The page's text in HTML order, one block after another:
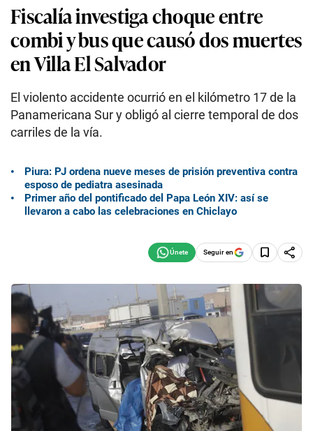
Fiscalía investiga choque entre
combi y bus que causó dos muertes
en Villa El Salvador
El violento accidente ocurrió en el kilómetro 17 de la
Panamericana Sur y obligó al cierre temporal de dos
carriles de la vía.
Piura: PJ ordena nueve meses de prisión preventiva contra
esposo de pediatra asesinada
Primer año del pontificado del Papa León XIV: así se
llevaron a cabo las celebraciones en Chiclayo
Seguir en